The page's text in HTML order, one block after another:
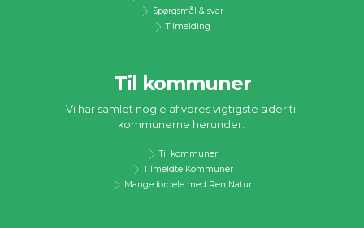
Spørgsmål & svar
Tilmelding
Til kommuner
Vi har samlet nogle af vores vigtigste sider til
kommunerne herunder.
Til kommuner
Tilmeldte Kommuner
Mange fordele med Ren Natur